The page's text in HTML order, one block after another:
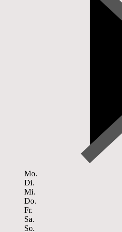
Mo.
Di.
Mi.
Do.
Fr.
Sa.
So.